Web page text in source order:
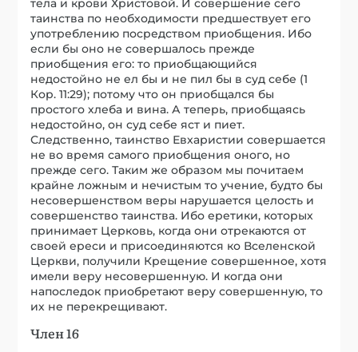
тела и крови Христовой. И совершение сего
таинства по необходимости предшествует его
употреблению посредством приобщения. Ибо
если бы оно не совершалось прежде
приобщения его: то приобщающийся
недостойно не ел бы и не пил бы в суд себе (1
Кор. 11:29); потому что он приобщался бы
простого хлеба и вина. А теперь, приобщаясь
недостойно, он суд себе яст и пиет.
Следственно, таинство Евхаристии совершается
не во время самого приобщения оного, но
прежде сего. Таким же образом мы почитаем
крайне ложным и нечистым то учение, будто бы
несовершенством веры нарушается целость и
совершенство таинства. Ибо еретики, которых
принимает Церковь, когда они отрекаются от
своей ереси и присоединяются ко Вселенской
Церкви, получили Крещение совершенное, хотя
имели веру несовершенную. И когда они
напоследок приобретают веру совершенную, то
их не перекрещивают.
Член 16